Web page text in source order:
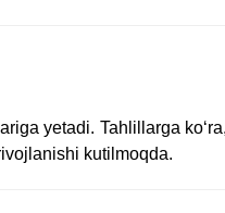
yetadi. Tahlillarga
kutilmoqda.